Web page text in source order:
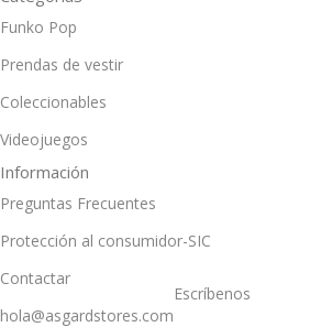
Funko Pop
Prendas de vestir
Coleccionables
Videojuegos
Información
Preguntas Frecuentes
Protección al consumidor-SIC
Contactar
hola@asgardstores.com
Escríbenos